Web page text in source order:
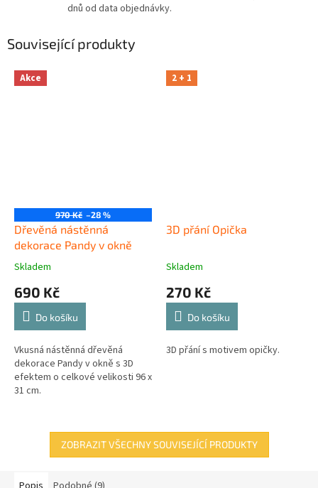
dnů od data objednávky.
Související produkty
Akce
970 Kč –28 %
Dřevěná nástěnná
dekorace Pandy v okně
Skladem
690 Kč
Do košíku
Vkusná nástěnná dřevěná
dekorace Pandy v okně s 3D
efektem o celkové velikosti 96 x
31 cm.
2 + 1
3D přání Opička
Skladem
270 Kč
Do košíku
3D přání s motivem opičky.
ZOBRAZIT VŠECHNY SOUVISEJÍCÍ PRODUKTY